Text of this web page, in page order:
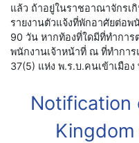
แล้ว ถ้าอยู่ในราชอาณาจักรเ
รายงานตัวแจ้งที่พักอาศัยต่อพ
90 วัน หากท้องที่ใดมีที่ทำการ
พนักงานเจ้าหน้าที่ ณ ที่ทำกา
37(5) แห่ง พ.ร.บ.คนเข้าเมือ
Noti­fi­ca­tion